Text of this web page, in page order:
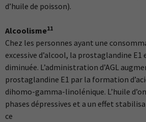
d’huile de poisson).
Alcoolisme11
Chez les personnes ayant une
excessive d’alcool, la prostaglandine
diminuée. L’administration d’AGL
prostaglandine E1 par la formation
dihomo-gamma-linolénique. L’huile
phases dépressives et a un effet
ce